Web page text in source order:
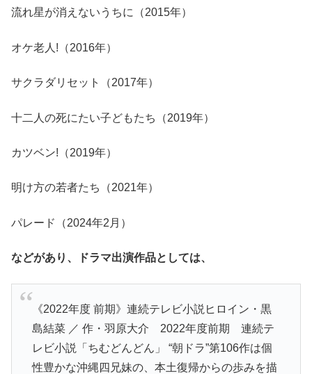
流れ星が消えないうちに（2015年）
オケ老人!（2016年）
サクラダリセット（2017年）
十二人の死にたい子どもたち（2019年）
カツベン!（2019年）
明け方の若者たち（2021年）
パレード（2024年2月）
などがあり、ドラマ出演作品としては、
《2022年度 前期》連続テレビ小説ヒロイン・黒
島結菜 ／ 作・羽原大介 2022年度前期 連続テ
レビ小説「ちむどんどん」 “朝ドラ”第106作は個
性豊かな沖縄四兄妹の、本土復帰からの歩みを描